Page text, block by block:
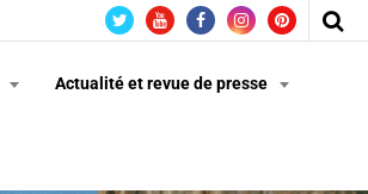
Actualité et revue de presse